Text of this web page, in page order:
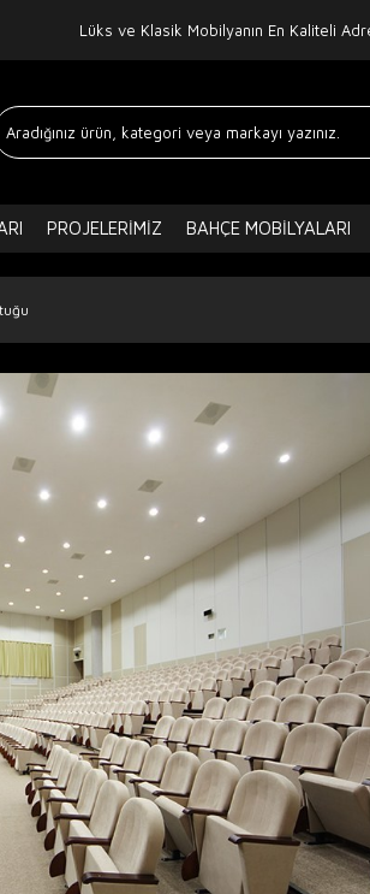
Lüks ve Klasik Mobilyanın En Kaliteli
PROJELERIMIZ BAHÇE MOBILYALARI